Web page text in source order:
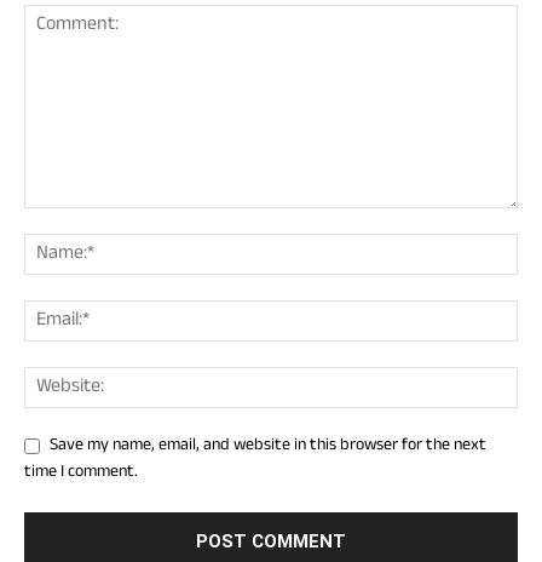
Save my name, email, and website in this browser for the next
time I comment.